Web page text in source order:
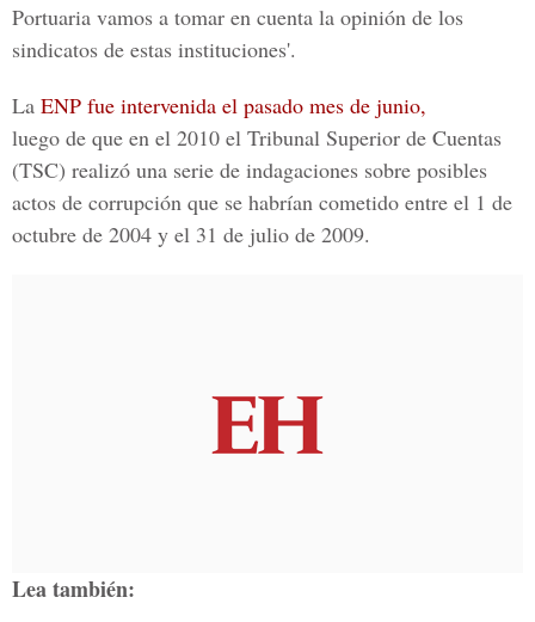
Portuaria vamos a tomar en cuenta la opinión de los
sindicatos de estas instituciones'.
La ENP fue intervenida el pasado mes de junio,
luego de que en el 2010 el Tribunal Superior de Cuentas
(TSC) realizó una serie de indagaciones sobre posibles
actos de corrupción que se habrían cometido entre el 1 de
octubre de 2004 y el 31 de julio de 2009.
Lea también: